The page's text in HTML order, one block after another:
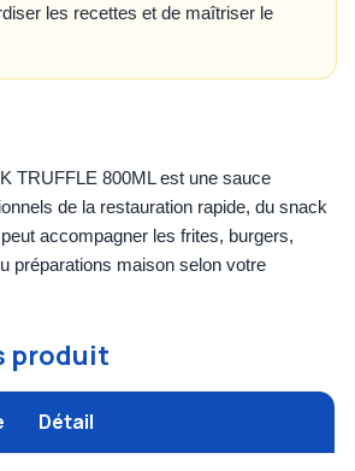
les recettes et de maîtriser le
TRUFFLE 800ML est une sauce
de la restauration rapide, du snack
accompagner les frites, burgers,
préparations maison selon votre
produit
Détail